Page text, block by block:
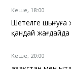
Кеше, 18:00
Шетелге шығуға
қандай жағдайда
Кеше, 20:00